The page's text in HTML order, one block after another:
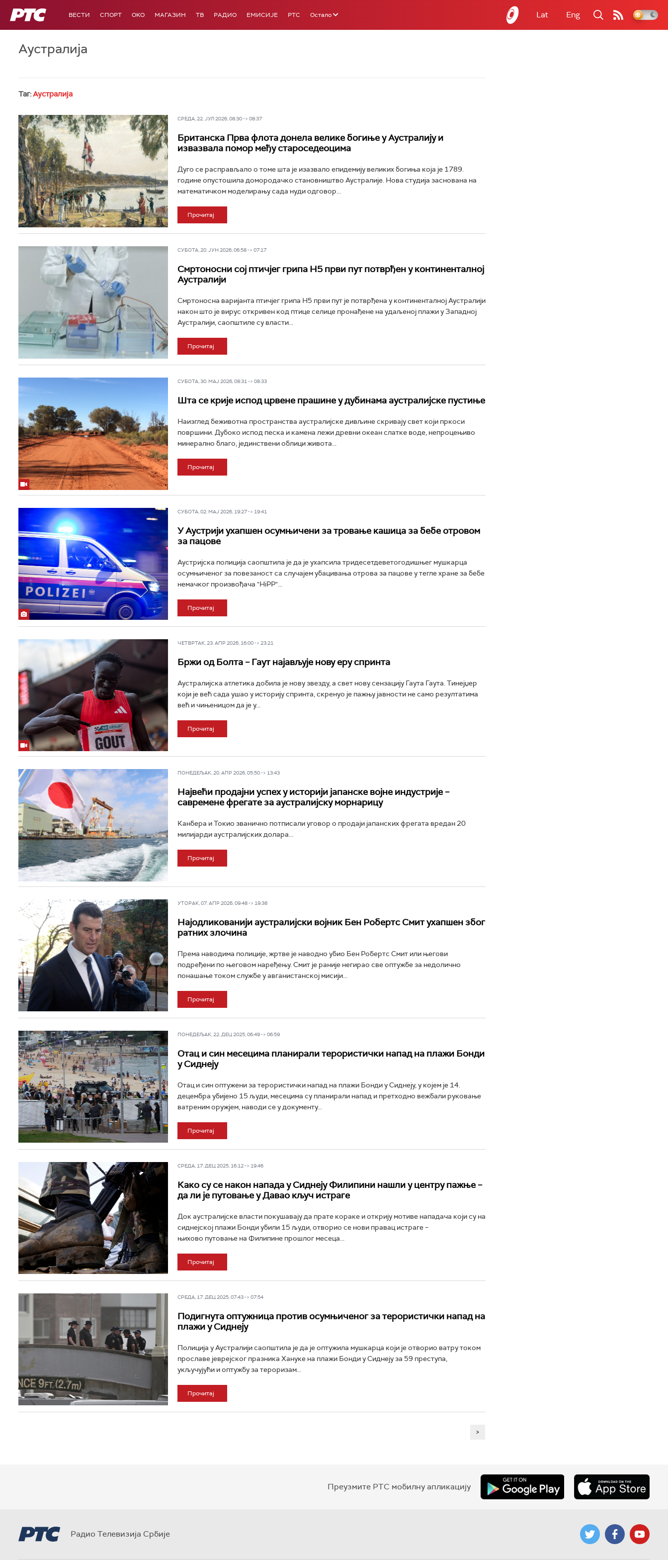
РТС ВЕСТИ СПОРТ OKO МАГАЗИН ТВ РАДИО ЕМИСИЈЕ РТС Остало Lat Eng
Аустралија
Таг:Аустралија
СРЕДА, 22. ЈУЛ 2026, 08:30 -> 08:37
Британска Прва флота донела велике богиње у Аустралију и
извазвала помор међу староседеоцима
Дуго се расправљало о томе шта је изазвало епидемију великих богиња која је 1789.
године опустошила домородачко становништво Аустралије. Нова студија заснована на
математичком моделирању сада нуди одговор...
Прочитај
СУБОТА, 20. ЈУН 2026, 06:58 -> 07:17
Смртоносни сој птичјег грипа H5 први пут потврђен у континенталној
Аустралији
Смртоносна варијанта птичјег грипа H5 први пут је потврђена у континенталној Аустралији
након што је вирус откривен код птице селице пронађене на удаљеној плажи у Западној
Аустралији, саопштиле су власти...
Прочитај
СУБОТА, 30. МАЈ 2026, 08:31 -> 08:33
Шта се крије испод црвене прашине у дубинама аустралијске пустиње
Наизглед беживотна пространства аустралијске дивљине скривају свет који пркоси
површини. Дубоко испод песка и камена лежи древни океан слатке воде, непроцењиво
минерално благо, јединствени облици живота...
Прочитај
СУБОТА, 02. МАЈ 2026, 19:27 -> 19:41
У Аустрији ухапшен осумњичени за тровање кашица за бебе отровом
за пацове
Аустријска полиција саопштила је да је ухапсила тридесетдеветогодишњег мушкарца
осумњиченог за повезаност са случајем убацивања отрова за пацове у тегле хране за бебе
немачког произвођача "HiPP"...
Прочитај
ЧЕТВРТАК, 23. АПР 2026, 16:00 -> 23:21
Бржи од Болта – Гаут најављује нову еру спринта
Аустралијска атлетика добила је нову звезду, а свет нову сензацију Гаута Гаутa. Тинејџер
који је већ сада ушао у историју спринта, скренуо је пажњу јавности не само резултатима
већ и чињеницом да је у...
Прочитај
ПОНЕДЕЉАК, 20. АПР 2026, 05:50 -> 13:43
Највећи продајни успех у историји јапанске војне индустрије –
савремене фрегате за аустралијску морнарицу
Канбера и Токио званично потписали уговор о продаји јапанских фрегата вредан 20
милијарди аустралијских долара...
Прочитај
УТОРАК, 07. АПР 2026, 09:48 -> 19:38
Најодликованији аустралијски војник Бен Робертс Смит ухапшен због
ратних злочина
Према наводима полиције, жртве је наводно убио Бен Робертс Смит или његови
подређени по његовом наређењу. Смит је раније негирао све оптужбе за недолично
понашање током службе у авганистанској мисији...
Прочитај
ПОНЕДЕЉАК, 22. ДЕЦ 2025, 06:49 -> 06:59
Отац и син месецима планирали терористички напад на плажи Бонди
у Сиднеју
Отац и син оптужени за терористички напад на плажи Бонди у Сиднеју, у којем је 14.
децембра убијено 15 људи, месецима су планирали напад и претходно вежбали руковање
ватреним оружјем, наводи се у документу...
Прочитај
СРЕДА, 17. ДЕЦ 2025, 16:12 -> 19:46
Како су се након напада у Сиднеју Филипини нашли у центру пажње –
да ли је путовање у Давао кључ истраге
Док аустралијске власти покушавају да прате кораке и открију мотиве нападача који су на
сиднејској плажи Бонди убили 15 људи, отворио се нови правац истраге –
њихово путовање на Филипине прошлог месеца...
Прочитај
СРЕДА, 17. ДЕЦ 2025, 07:43 -> 07:54
Подигнута оптужница против осумњиченог за терористички напад на
плажи у Сиднеју
Полиција у Аустралији саопштила је да је оптужила мушкарца који је отворио ватру током
прославе јеврејског празника Хануке на плажи Бонди у Сиднеју за 59 преступа,
укључујући и оптужбу за тероризам...
Прочитај
>
Преузмите РТС мобилну апликацију
Радио Телевизија Србије